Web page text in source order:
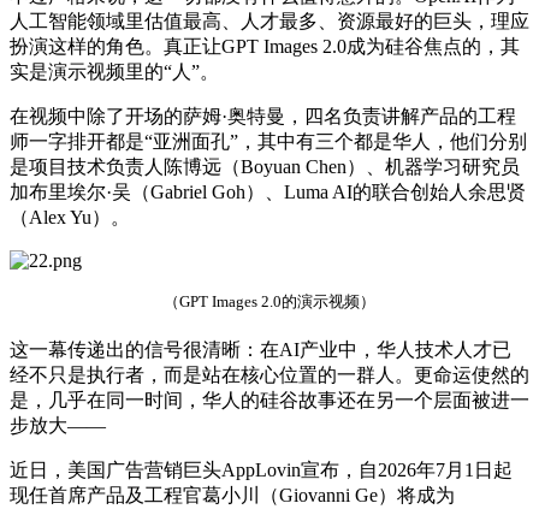
人工智能领域里估值最高、人才最多、资源最好的巨头，理应
扮演这样的角色。真正让GPT Images 2.0成为硅谷焦点的，其
实是演示视频里的“人”。
在视频中除了开场的萨姆·奥特曼，四名负责讲解产品的工程
师一字排开都是“亚洲面孔”，其中有三个都是华人，他们分别
是项目技术负责人陈博远（Boyuan Chen）、机器学习研究员
加布里埃尔·吴（Gabriel Goh）、Luma AI的联合创始人余思贤
（Alex Yu）。
（GPT Images 2.0的演示视频）
这一幕传递出的信号很清晰：在AI产业中，华人技术人才已
经不只是执行者，而是站在核心位置的一群人。更命运使然的
是，几乎在同一时间，华人的硅谷故事还在另一个层面被进一
步放大——
近日，美国广告营销巨头AppLovin宣布，自2026年7月1日起
现任首席产品及工程官葛小川（Giovanni Ge）将成为